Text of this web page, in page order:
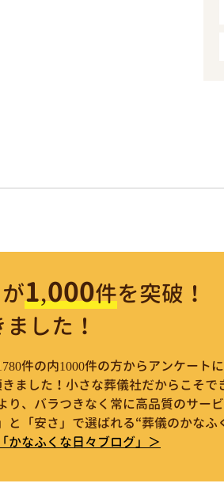
1,000件を突破！
した！
件の内1000件の方からアンケート
ました！小さな葬儀社だからこそで
り、バラつきなく常に高品質のサー
「安さ」で選ばれる“葬儀のかなふ
かなふくな日々ブログ」＞